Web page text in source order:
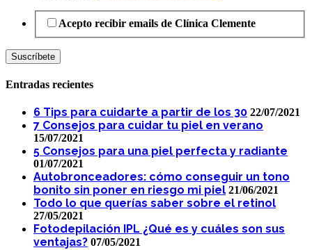
Acepto recibir emails de Clínica Clemente
Entradas recientes
6 Tips para cuidarte a partir de los 30 22/07/2021
7 Consejos para cuidar tu piel en verano
15/07/2021
5 Consejos para una piel perfecta y radiante
01/07/2021
Autobronceadores: cómo conseguir un tono
bonito sin poner en riesgo mi piel 21/06/2021
Todo lo que querías saber sobre el retinol
27/05/2021
Fotodepilación IPL ¿Qué es y cuáles son sus
ventajas? 07/05/2021